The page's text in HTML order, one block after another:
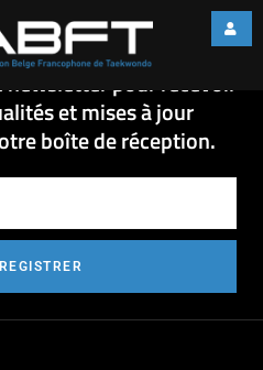
pour recevoir
et mises à jour
boîte de réception.